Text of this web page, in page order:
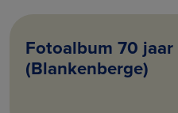
Fotoalbum 70
(Blankenberge)